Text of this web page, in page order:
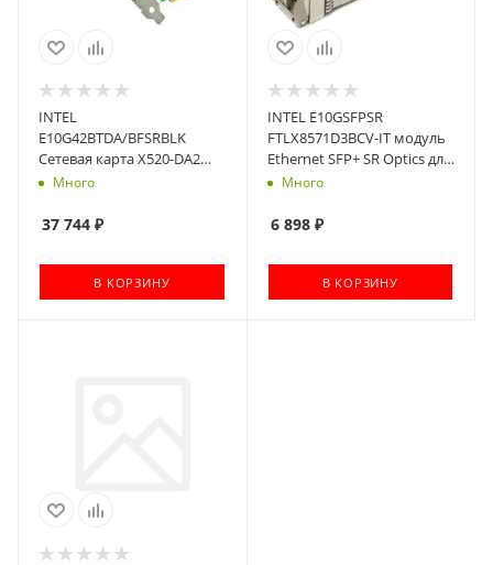
INTEL
E10G42BTDA/BFSRBLK
Сетевая карта X520-DA2
oem
(Ethernet,1GbE/10GbE, 2
Много
37 744 ₽
В КОРЗИНУ
INTEL E10GSFPSR
FTLX8571D3BCV-IT модуль
Ethernet SFP+ SR Optics для
Intel Ethernet Server
Много
6 898₽
В КОРЗИНУ